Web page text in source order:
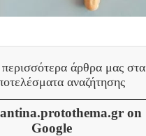
περισσότερα άρθρα μας στα
αναζήτησης
on
Google